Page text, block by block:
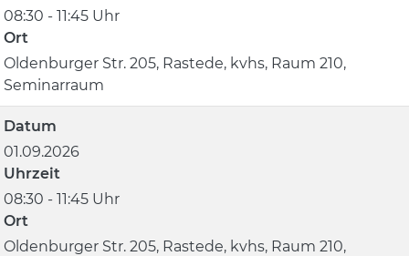
08:30 - 11:45 Uhr
Ort
Oldenburger Str. 205, Rastede, kvhs, Raum 210,
Seminarraum
Datum
01.09.2026
Uhrzeit
08:30 - 11:45 Uhr
Ort
Oldenburger Str. 205, Rastede, kvhs, Raum 210,